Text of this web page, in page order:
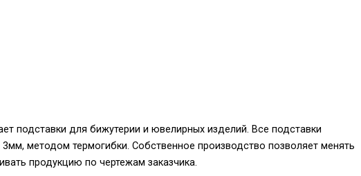
подставки для бижутерии и ювелирных изделий. Все подставки
методом термогибки. Собственное производство позволяет менять
продукцию по чертежам заказчика.